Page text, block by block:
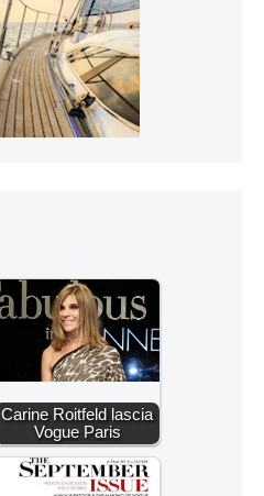
Carine Roitfeld lascia
Vogue Paris